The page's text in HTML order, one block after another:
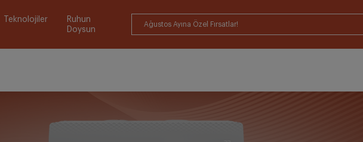
Teknolojiler
Ruhun
Doysun
Ağustos Ayına Özel Fırsatlar!